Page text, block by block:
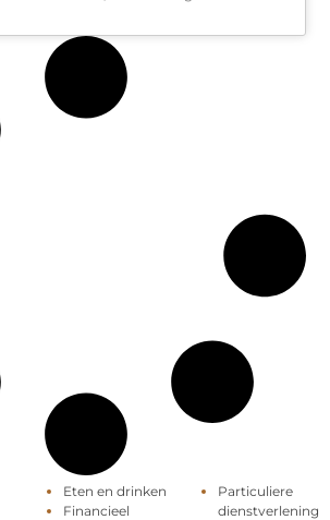
Eten en drinken
Financieel
Particuliere
dienstverlening